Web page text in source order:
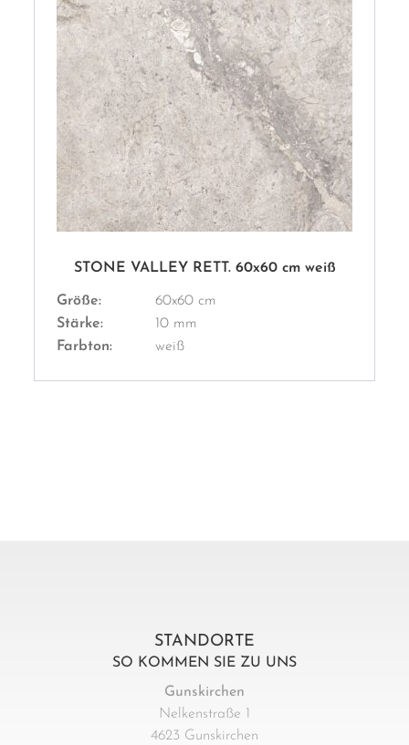
STONE VALLEY RETT. 60x60 cm weiß
Größe:
60x60 cm
Stärke:
10 mm
Farbton:
weiß
STANDORTE
SO KOMMEN SIE ZU UNS
Gunskirchen
Nelkenstraße 1
4623 Gunskirchen